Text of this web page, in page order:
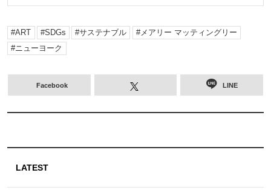
ART SDGs サステナブル
メアリー マッティングリー
ニューヨーク
Facebook LINE
LATEST